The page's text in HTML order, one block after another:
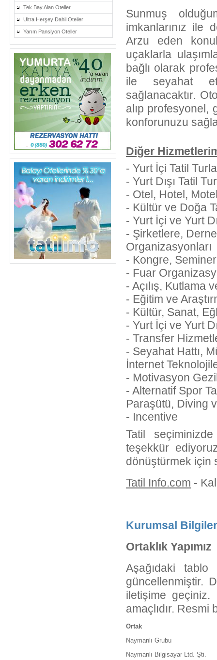
Tek Bay Alan Oteller
Ultra Herşey Dahil Oteller
Yarım Pansiyon Oteller
Sunmuş
imkanlarınız ile
Arzu eden
uçaklarla
bağlı olarak
ile seyahat
sağlanacaktır.
alıp profesyonel,
konforunuzu
Diğer
- Yurt İçi Tatil
- Yurt Dışı Tatil
- Otel, Hotel,
- Kültür ve Doğa
- Yurt İçi ve Yurt
- Şirketlere,
Organizasyonları
- Kongre,
- Fuar
- Açılış, Kutlama
- Eğitim ve
- Kültür, Sanat,
- Yurt İçi ve Yurt
- Transfer
- Seyahat Hattı,
İnternet
- Motivasyon
- Alternatif Spor
Paraşütü, Diving
- Incentive
Tatil
teşekkür
dönüştürmek için
Tatil Info.com -
Kurumsal
Ortaklık Yapımız
Aşağıdaki
güncellenmiştir.
iletişime geçiniz.
amaçlıdır.
Ortak
Naymanlı Grubu
Naymanlı Bilgisayar Ltd. Şti.